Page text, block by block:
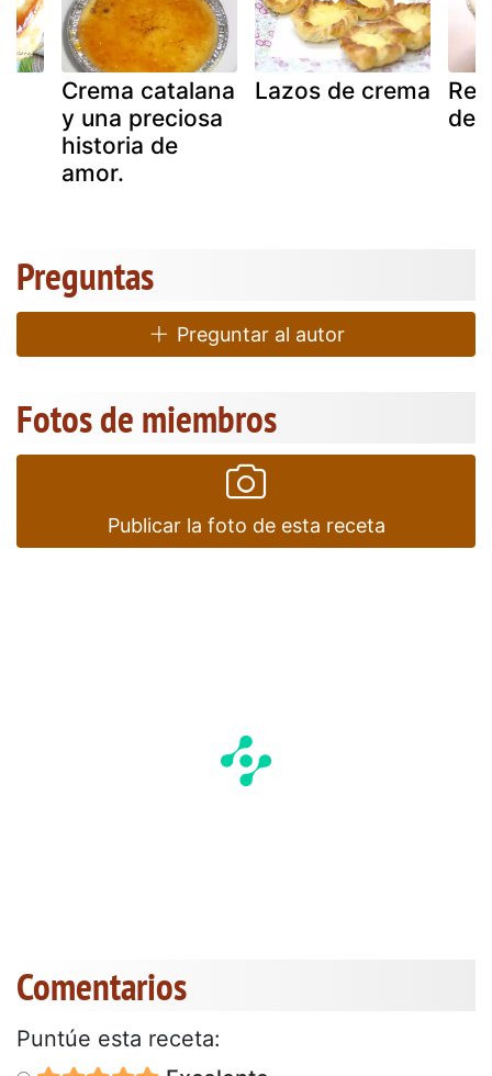
Crema catalana
y una preciosa
historia de
amor.
Lazos de crema
de
Preguntas
Preguntar al autor
Fotos de miembros
Publicar la foto de esta receta
Comentarios
Puntúe esta receta: